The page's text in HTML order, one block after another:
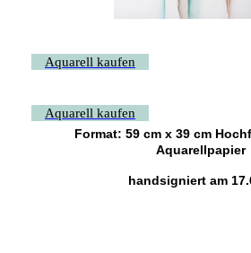
Aquarell kaufen
Aquarell kaufen
Format: 59 cm x 39 cm
Aquarellpapier
handsigniert am